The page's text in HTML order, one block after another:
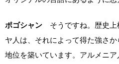
ポゴシャン そうですね。歴史上
ヤ人は、それによって得た強さ
地位を築いています。アルメニ